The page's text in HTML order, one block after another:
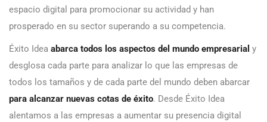
espacio digital para promocionar su actividad y han
prosperado en su sector superando a su competencia.
Éxito Idea abarca todos los aspectos del mundo empresarial y
desglosa cada parte para analizar lo que las empresas de
todos los tamaños y de cada parte del mundo deben abarcar
para alcanzar nuevas cotas de éxito. Desde Éxito Idea
alentamos a las empresas a aumentar su presencia digital